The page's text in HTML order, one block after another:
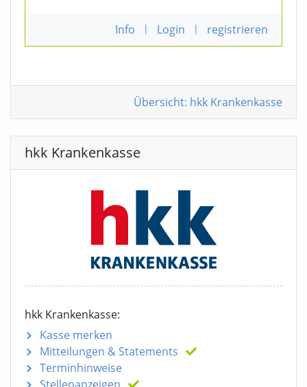
Info | Login | registrieren
Übersicht: hkk Krankenkasse
hkk Krankenkasse
hkk Krankenkasse:
Kasse merken
Mitteilungen & Statements
Terminhinweise